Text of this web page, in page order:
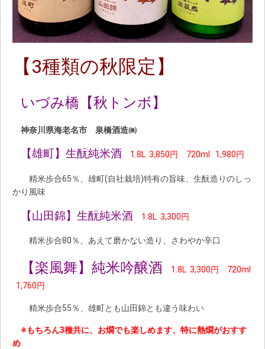
【3種類の秋限定】
いづみ橋【秋トンボ】
神奈川県海老名市 泉橋酒造㈱
【雄町】生酛純米酒 1.8L 3,850円 720ml 1,980円
精米歩合65％、雄町(自社栽培)特有の旨味、生酛造りのしっ
かり風味
【山田錦】生酛純米酒 1.8L 3,300円
精米歩合80％、あえて磨かない造り、さわやか辛口
【楽風舞】純米吟醸酒
1.8L 3,300円 720ml
1,760円
精米歩合55％、雄町とも山田錦とも違う味わい
※もちろん3種共に、お燗でも楽しめます、特に熱燗がおすす
め